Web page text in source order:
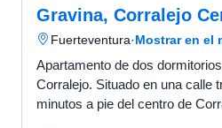
Gravina, Corralejo
Fuerteventura·Mostrar en el
Apartamento de dos
Corralejo. Situado en una calle
minutos a pie del centro de